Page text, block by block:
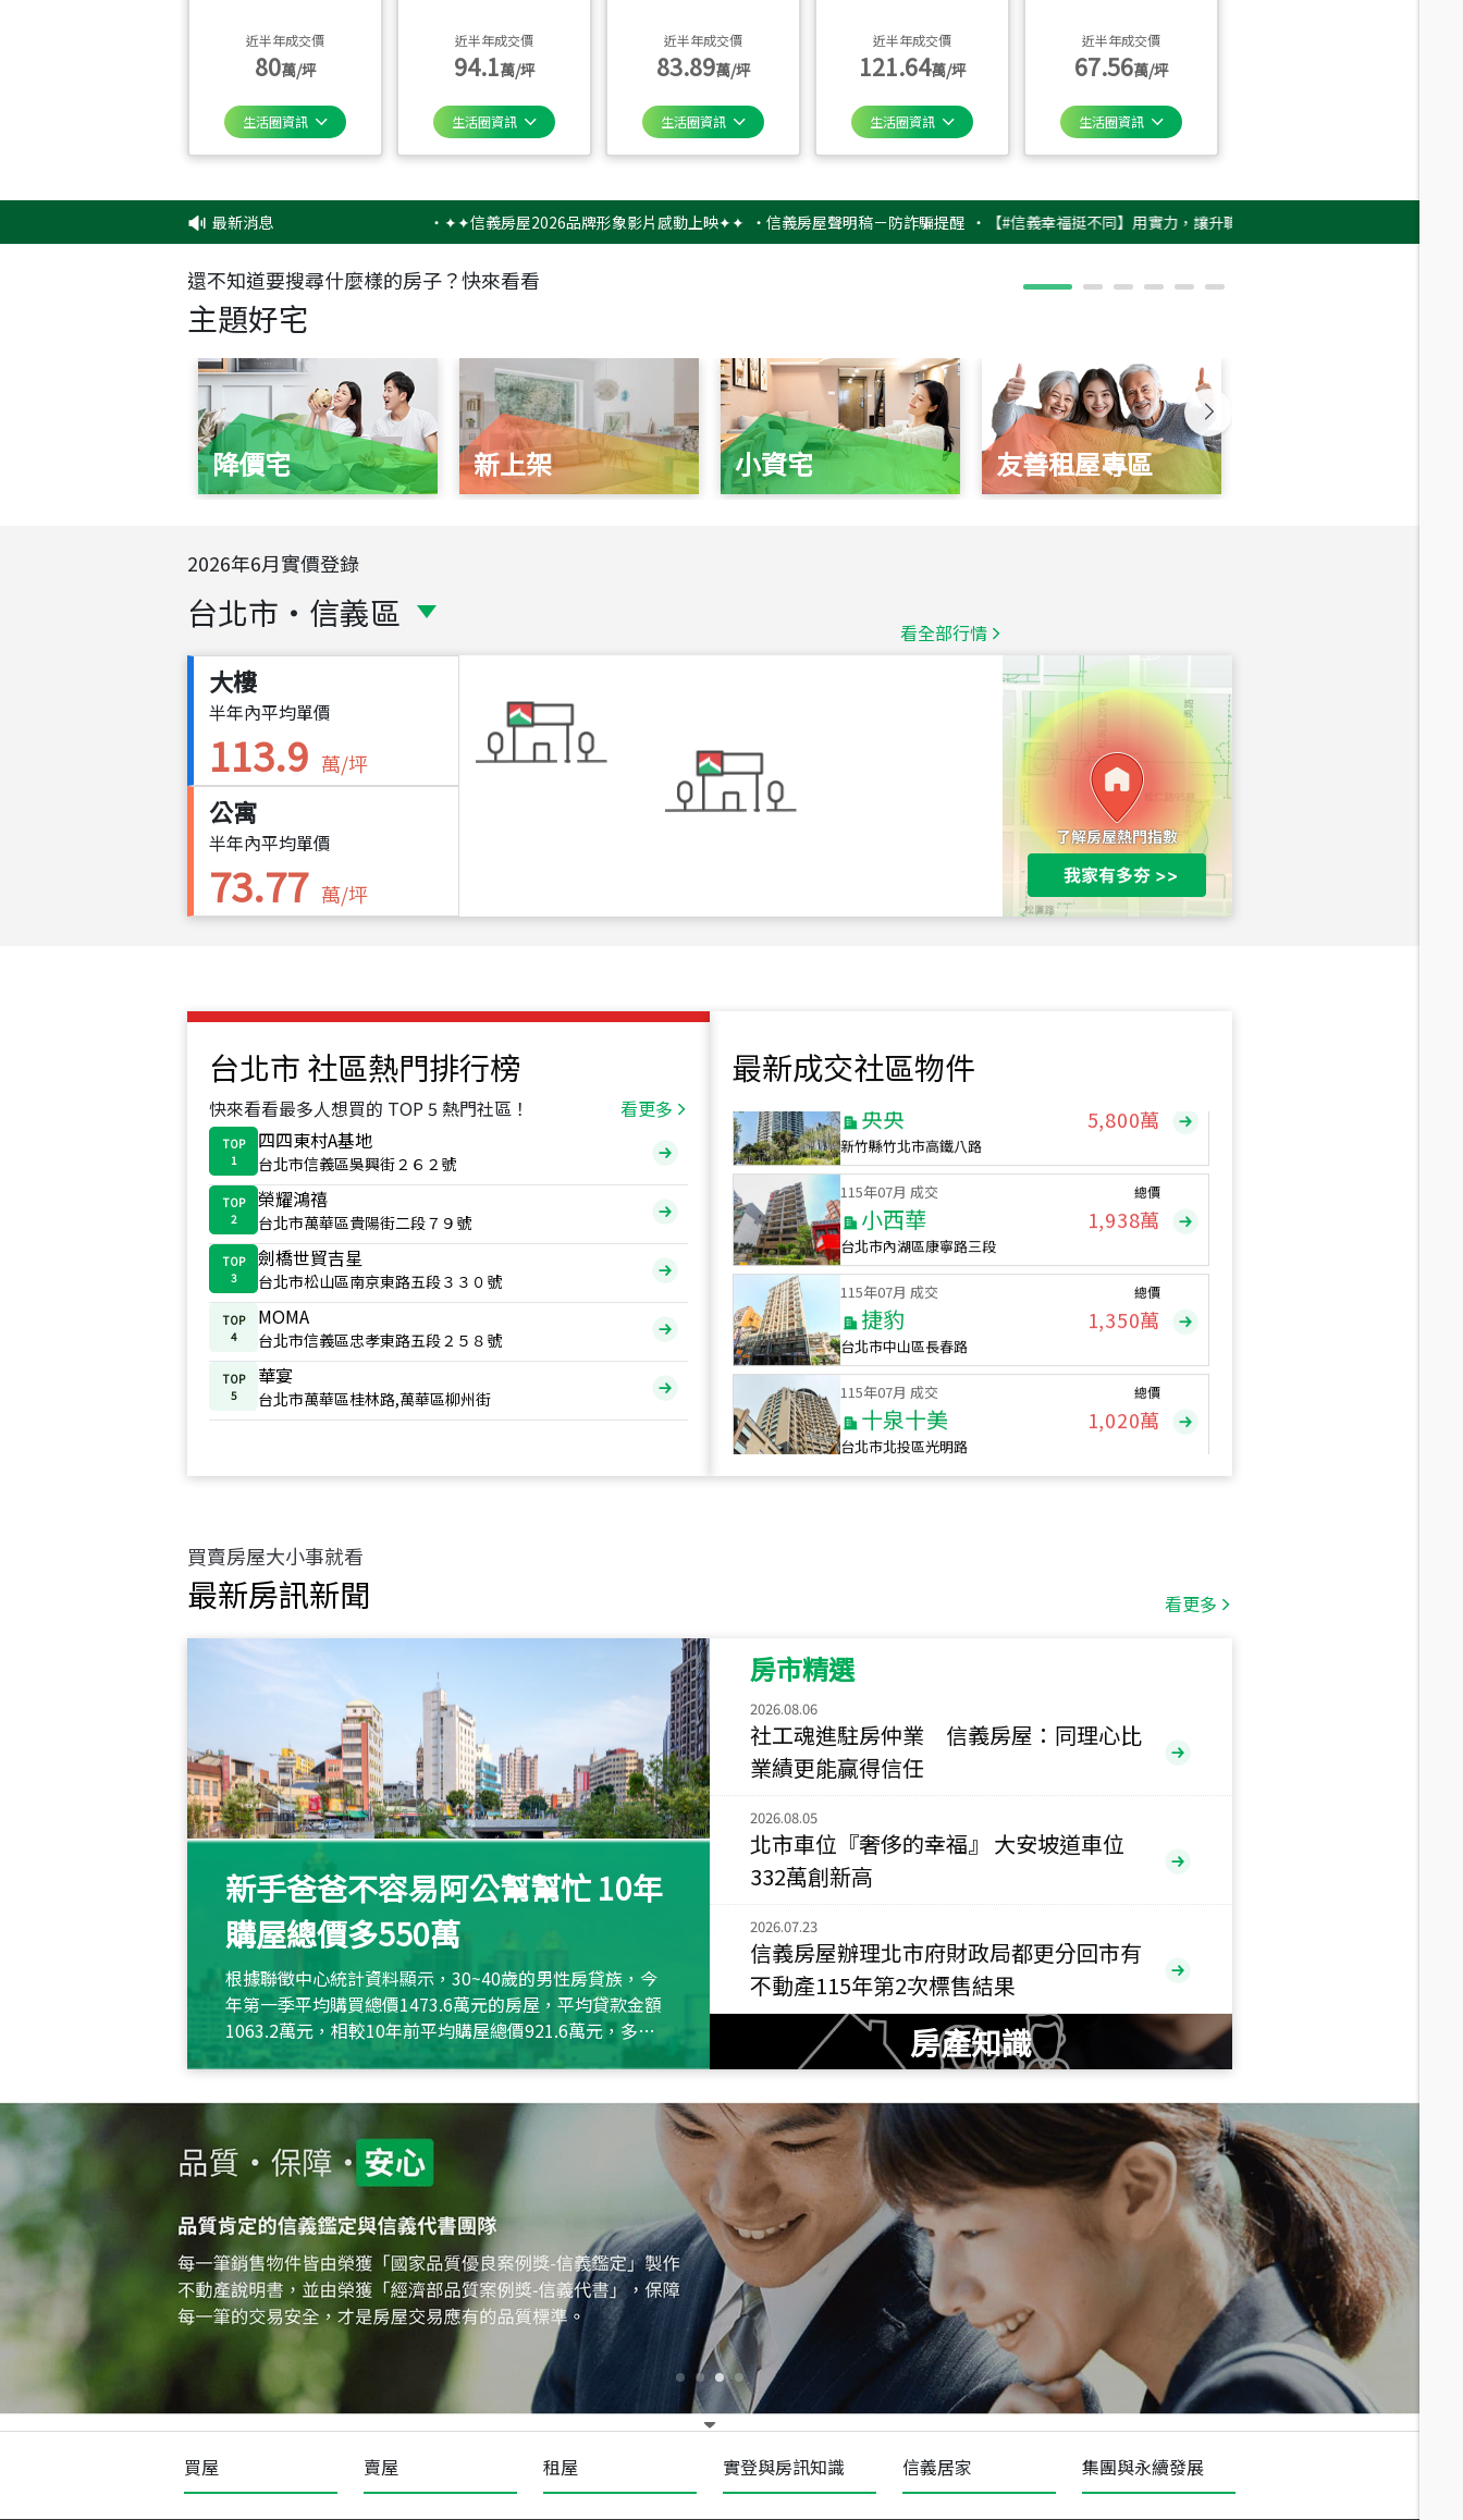
近半年成交價
80萬/坪
生活圈資訊
近半年成交價
94.1萬/坪
生活圈資訊
近半年成交價
83.89萬/坪
生活圈資訊
近半年成交價
121.64萬/坪
生活圈資訊
近半年成交價
67.56萬/坪
生活圈資訊
最新消息 ✦✦信義房屋2026品牌形象影片感動上映✦✦ ‧信義房屋聲明稿－防詐騙提醒 ‧【#信義幸福挺不同】用實力，讓升職免抽號碼牌！最新雇主品牌影片上架，
還不知道要搜尋什麼樣的房子？快來看看
主題好宅
降價宅 新上架 小資宅 友善租屋專區
2026年6月實價登錄
台北市 ・ 信義區 看全部行情
大樓
半年內平均單價
113.9 萬/坪
公寓
半年內平均單價
73.77 萬/坪
台北市 社區熱門排行榜
快來看看最多人想買的 TOP 5 熱門社區！ 看更多
TOP
1
四四東村A基地
台北市信義區吳興街２６２號
TOP
2
榮耀鴻禧
台北市萬華區貴陽街二段７９號
TOP
3
劍橋世貿吉星
台北市松山區南京東路五段３３０號
TOP
4
MOMA
台北市信義區忠孝東路五段２５８號
TOP
5
華宴
台北市萬華區桂林路,萬華區柳州街
最新成交社區物件
總價
1,020萬
總價
490萬
新竹市新竹市慈祥路
總價
1,808萬
115年07月 成交
央央
新竹縣竹北市高鐵八路
115年07月 成交
小西華
台北市內湖區康寧路三段
總價
1,938萬
115年07月 成交
捷豹
台北市中山區長春路
總價
1,350萬
115年07月 成交
十泉十美
台北市北投區光明路
總價
1,020萬
115
新北市永和區環河西路二段
115年07月 成交
央央 5,800萬
115年
小西華
115年07月 成交
捷豹
台北市中山區長春路
總價
115年07月 成交
十泉十美
台北市北投區光明路
總價
1,020 萬
年 07 月 成交
四維天廈
新竹市新竹市四維路
總價
490萬
115 月 成交
菁英典藏
新竹市新竹市慈祥路
1,808萬
買賣房屋大小事就看
最新房訊新聞 看更多
新手爸爸不容易阿公幫幫忙 10年
購屋總價多550萬
根據聯徵中心統計資料顯示，30~40歲的男性房貸族，今
年第一季平均購買總價1473.6萬元的房屋，平均貸款金額
1063.2萬元，相較10年前平均購屋總價921.6萬元，多出
約550萬元，且貸款金額也多
房市精選
2026.08.06
社工魂進駐房仲業 信義房屋：同理心比
業績更能贏得信任
2026.08.05
北市車位『奢侈的幸福』 大安坡道車位
332萬創新高
2026.07.23
信義房屋辦理北市府財政局都更分回市有
不動產115年第2次標售結果
房產知識
買屋 賣屋 租屋 實登與房訊知識 信義居家 集團與永續發展